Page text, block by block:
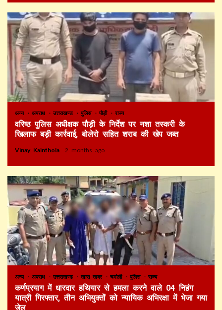
अन्य अपराध उत्तराखण्ड पुलिस पौड़ी राज्य
वरिष्ठ पुलिस अधीक्षक पौड़ी के निर्देश पर नशा तस्करी के
खिलाफ बड़ी कार्रवाई, बोलेरो सहित शराब की खेप जब्त
Vinay Kainthola 2 months ago
अन्य अपराध उत्तराखण्ड खास खबर चमोली पुलिस राज्य
कर्णप्रयाग में धारदार हथियार से हमला करने वाले 04 निहंग
यात्री गिरफ्तार, तीन अभियुक्तों को न्यायिक अभिरक्षा में भेजा गया
जेल